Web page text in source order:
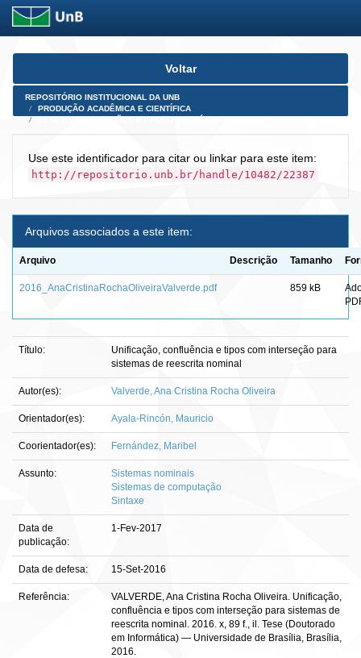
Skip
Voltar
REPOSITÓRIO INSTITUCIONAL DA UNB
PRODUÇÃO ACADÊMICA E CIENTÍFICA
Use este identificador para citar ou linkar para este item:
http://repositorio.unb.br/handle/10482/22387
Arquivos associados a este item:
Arquivo Descrição Tamanho
2016_AnaCristinaRochaOliveiraValverde.pdf 859 kB
Título:
Unificação, confluência e tipos com interseção para
sistemas de reescrita nominal
Autor(es): Valverde, Ana Cristina Rocha Oliveira
Orientador(es): Ayala-Rincón, Mauricio
Coorientador(es): Fernández, Maribel
Assunto:
Sistemas nominais
Sistemas de computação
Sintaxe
Data de
publicação:
1-Fev-2017
Data de defesa: 15-Set-2016
Referência:
VALVERDE, Ana Cristina Rocha Oliveira. Unificação,
confluência e tipos com interseção para sistemas de
reescrita nominal. 2016. x, 89 f., il. Tese (Doutorado
em Informática) — Universidade de Brasília, Brasília,
2016.